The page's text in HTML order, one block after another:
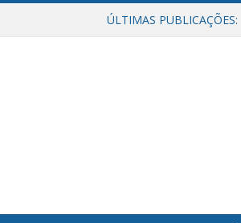
ÚLTIMAS PUBLICAÇÕES: